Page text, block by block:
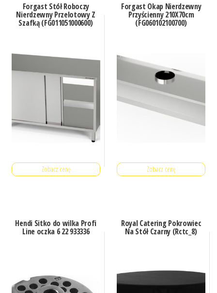
Forgast Stół Roboczy
Nierdzewny Przelotowy Z
Szafką (FG011051000600)
Zobacz cenę
Forgast Okap Nierdzewny
Przyścienny 210X70cm
(FG060102100700)
Zobacz cenę
Hendi Sitko do wilka Profi
Line oczka 6 22 933336
Royal Catering Pokrowiec
Na Stół Czarny (Rctc_8)